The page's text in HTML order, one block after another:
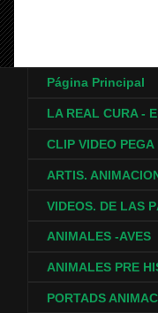
Página Principal
LA REAL CURA -
CLIP VIDEO PEGA
ARTIS.
VIDEOS. DE LAS
ANIMALES -AVES
ANIMALES PRE
PORTADS